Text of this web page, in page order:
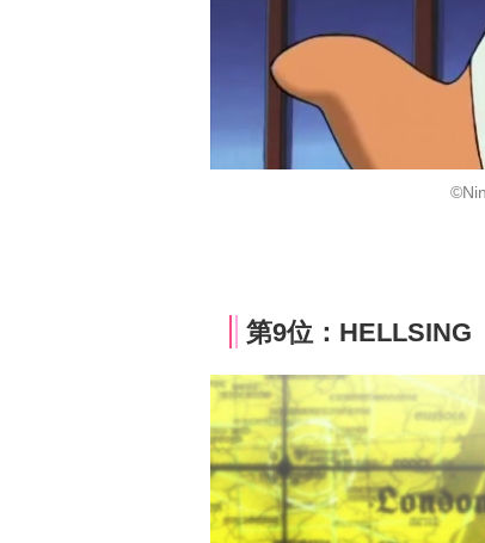
第9位：HELLSING